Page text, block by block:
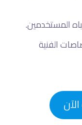
المستخدمين.
الفنية